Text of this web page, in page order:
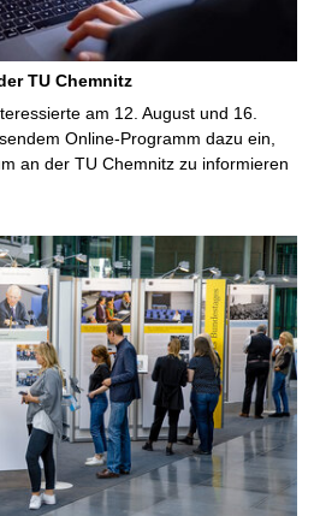
TU Chemnitz
am 12. August und 16.
Online-Programm dazu ein,
an der TU Chemnitz zu informieren